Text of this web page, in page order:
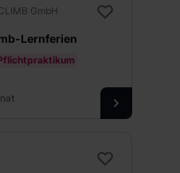
GmbH
Lernferien